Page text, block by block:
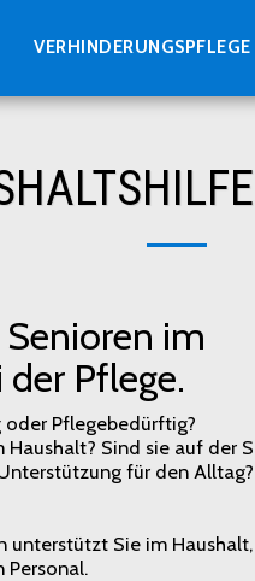
VERHINDERUNGSPFLEGE
im
Pflege.
oder Pflegebedürftig?
Sind sie auf der
für den
unterstützt Sie im